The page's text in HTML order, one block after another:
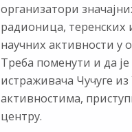
организатори
радионица,
научних активности у
Треба поменути и да
истраживача Чучуге
активностима,
центру.